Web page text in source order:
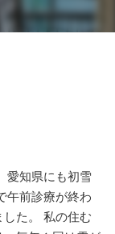
愛知県にも初雪
午前診療が終わ
た。 私の住む